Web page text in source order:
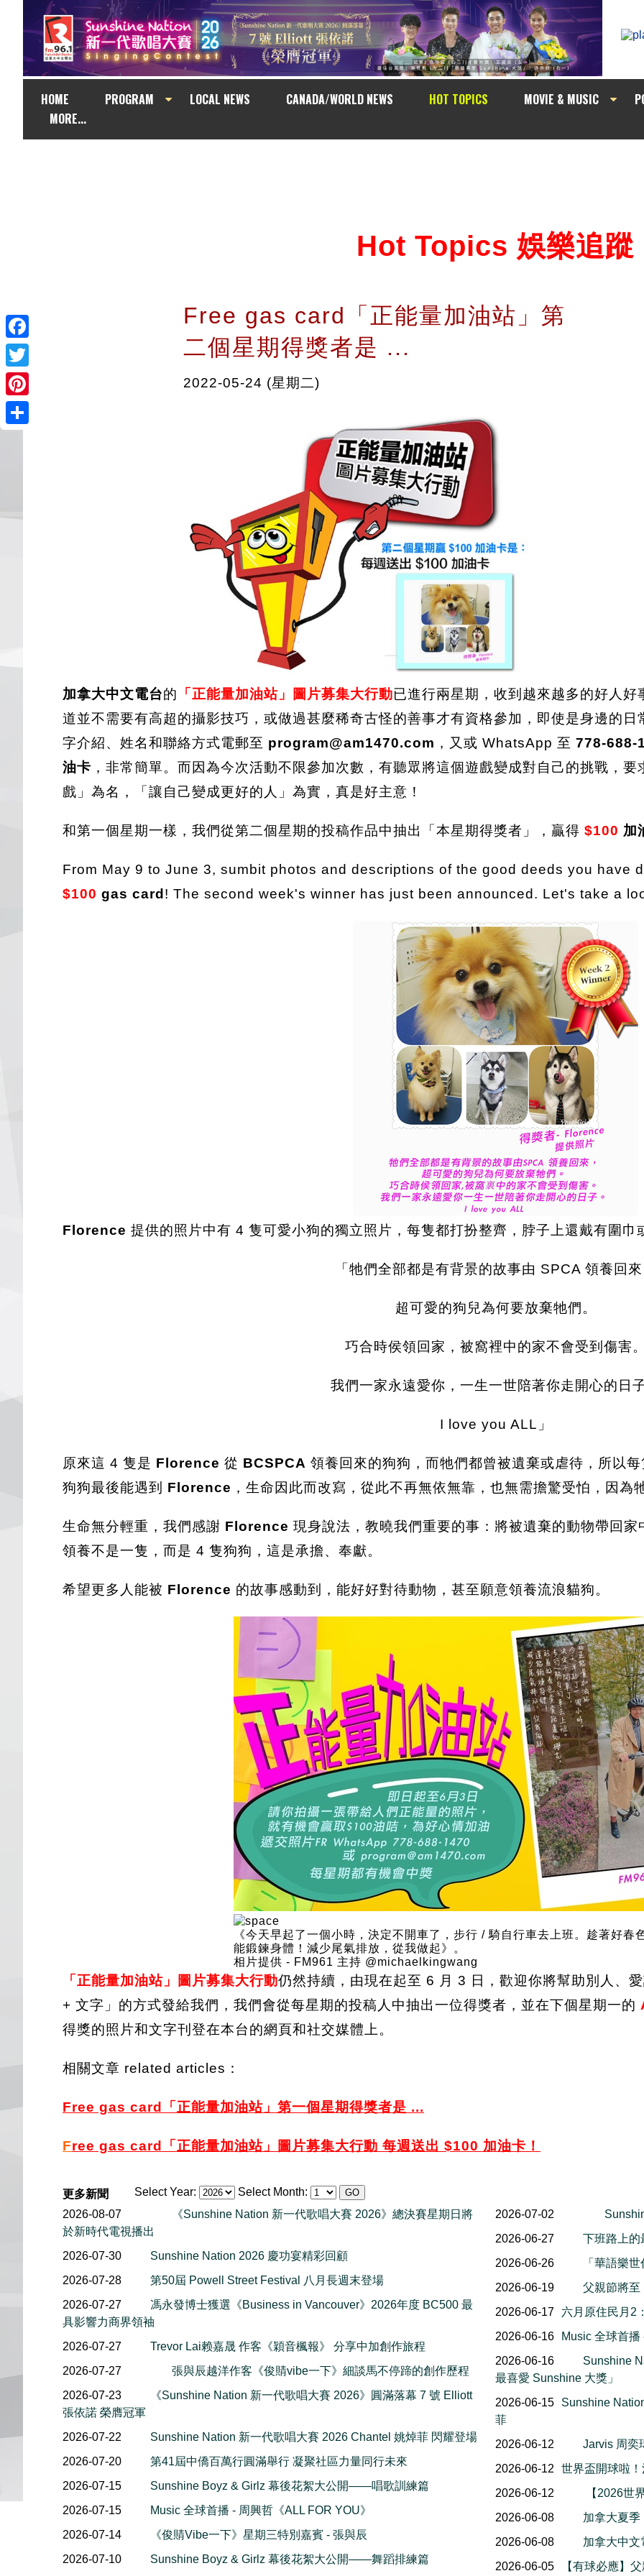
HOME PROGRAM LOCAL NEWS CANADA/WORLD NEWS HOT TOPICS MOVIE & MUSIC
MORE...
Facebook
Twitter
Pinterest
Hot Topics 娛樂追蹤
Free gas card「正能量加油站」第
二個星期得獎者是 ...
2022-05-24 (星期二)
加拿大中文電台的 「正能量加油站」圖片募集大行動已進行兩星期，收到越來越多的好人
道並不需要有高超的攝影技巧，或做過甚麼稀奇古怪的善事才有資格參加，即使是身邊的
字介紹、姓名和聯絡方式電郵至 program@am1470.com ，又或 WhatsApp 至 778-688-
油卡 ，非常簡單。而因為今次活動不限參加次數，有聽眾將這個遊戲變成對自己的挑戰，
戲」為名，「讓自己變成更好的人」為實，真是好主意！
和第一個星期一樣，我們從第二個星期的投稿作品中抽出「本星期得獎者」，贏得 $100 加
From May 9 to June 3, sumbit photos and descriptions of the good deeds you have
$100 gas card ! The second week's winner has just been announced. Let's take a
Florence 提供的照片中有 4 隻可愛小狗的獨立照片，每隻都打扮整齊，脖子上還戴有圍
「牠們全部都是有背景的故事由 SPCA 領養回
超可愛的狗兒為何要放棄牠們。
巧合時侯領回家，被窩裡中的家不會受到傷害
我們一家永遠愛你，一生一世陪著你走開心的日
I love you ALL」
原來這 4 隻是 Florence 從 BCSPCA 領養回來的狗狗，而牠們都曾被遺棄或虐待，所以
狗狗最後能遇到 Florence ，生命因此而改寫，從此不再無依無靠，也無需擔驚受怕，因為
生命無分輕重，我們感謝 Florence 現身說法，教曉我們重要的事：將被遺棄的動物帶回
領養不是一隻，而是 4 隻狗狗，這是承擔、奉獻。
希望更多人能被 Florence 的故事感動到，能好好對待動物，甚至願意領養流浪貓狗。
《今天早起了一個小時，決定不開車了，步行 / 騎自行車去上班。趁著好春
能鍛鍊身體！減少尾氣排放，從我做起》。
相片提供 - FM961 主持 @michaelkingwang
「正能量加油站」圖片募集大行動仍然持續，由現在起至 6 月 3 日，歡迎你將幫助別人、
+ 文字」的方式發給我們，我們會從每星期的投稿人中抽出一位得獎者，並在下個星期一的
得獎的照片和文字刊登在本台的網頁和社交媒體上。
相關文章 related articles：
Free gas card「正能量加油站」第一個星期得獎者是 ...
Free gas card「正能量加油站」圖片募集大行動 每週送出 $100 加油卡 ！
Select Year: Select Month:
更多新聞
2026-08-07
《Sunshine Nation 新一代歌唱大賽 2026》總決賽星期日將
於新時代電視播出
2026-07-30
Sunshine Nation 2026 慶功宴精彩回顧
2026-07-28
第50屆 Powell Street Festival 八月長週末登場
2026-07-27
馮永發博士獲選《Business in Vancouver》2026年度 BC500 最
具影響力商界領袖
2026-07-27
Trevor Lai赖嘉晟 作客《穎音楓報》 分享中加創作旅程
2026-07-27
張與辰越洋作客《俊䝼vibe一下》細談馬不停蹄的創作歷程
2026-07-23
《Sunshine Nation 新一代歌唱大賽 2026》圓滿落幕 7 號 Elliott
張依諾 榮膺冠軍
2026-07-22
Sunshine Nation 新一代歌唱大賽 2026 Chantel 姚焯菲 閃耀登場
2026-07-20
第41屆中僑百萬行圓滿舉行 凝聚社區力量同行未來
2026-07-15
Sunshine Boyz & Girlz 幕後花絮大公開——唱歌訓練篇
2026-07-15
Music 全球首播 - 周興哲《ALL FOR YOU》
2026-07-14
《俊䝼Vibe一下》星期三特別嘉賓 - 張與辰
2026-07-10
Sunshine Boyz & Girlz 幕後花絮大公開——舞蹈排練篇
2026-07-02
2026-06-27
下班路上的
2026-06-26
「華語樂
2026-06-19
父親節將至
2026-06-17
六月原住民月2
2026-06-16
Music 全球首
2026-06-16
Sunshine
最喜愛 Sunshine 大獎」
2026-06-15
Sunshine
菲
2026-06-12
Jarvis 周奕
2026-06-12
世界盃開球啦
2026-06-12
【2026世
2026-06-08
加拿大夏
2026-06-08
加拿大中
2026-06-05
【有球必應】